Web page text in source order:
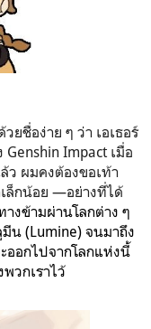
ยชื่อง่าย ๆ ว่า เอเธอร์
Impact เมื่อ
ว ผมคงต้องขอเท้า
ล็กน้อย —อย่างที่ได้
างข้ามผ่านโลกต่าง ๆ
น (Lumine) จนมาถึง
ออกไปจากโลกแห่งนี้
วกเราไว้